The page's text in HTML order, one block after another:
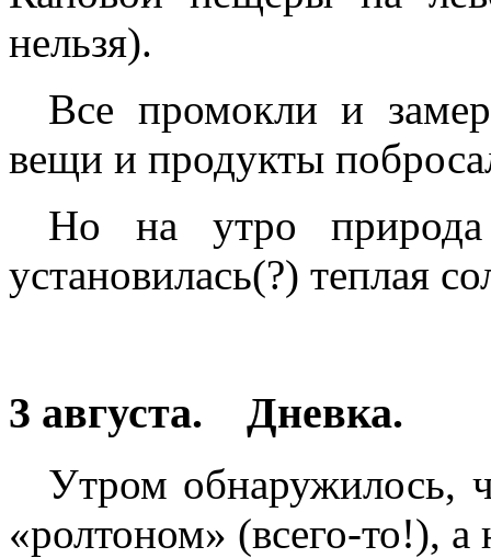
нельзя).
Все промокли и
вещи и продукты
Но на утро природа
установилась(?) теплая
3 августа. Дневка.
Утром обнаружилось,
«ролтоном» (всего-то!),